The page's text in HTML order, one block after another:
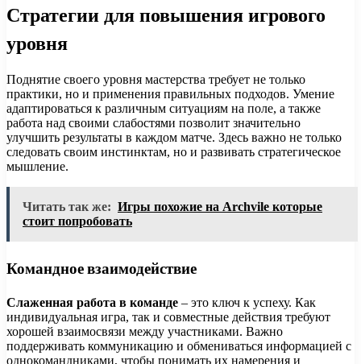
Стратегии для повышения игрового
уровня
Поднятие своего уровня мастерства требует не только
практики, но и применения правильных подходов. Умение
адаптироваться к различным ситуациям на поле, а также
работа над своими слабостями позволит значительно
улучшить результаты в каждом матче. Здесь важно не только
следовать своим инстинктам, но и развивать стратегическое
мышление.
Читать так же: Игры похожие на Archvile которые
стоит попробовать
Командное взаимодействие
Слаженная работа в команде – это ключ к успеху. Как
индивидуальная игра, так и совместные действия требуют
хорошей взаимосвязи между участниками. Важно
поддерживать коммуникацию и обмениваться информацией с
однокомандниками, чтобы понимать их намерения и